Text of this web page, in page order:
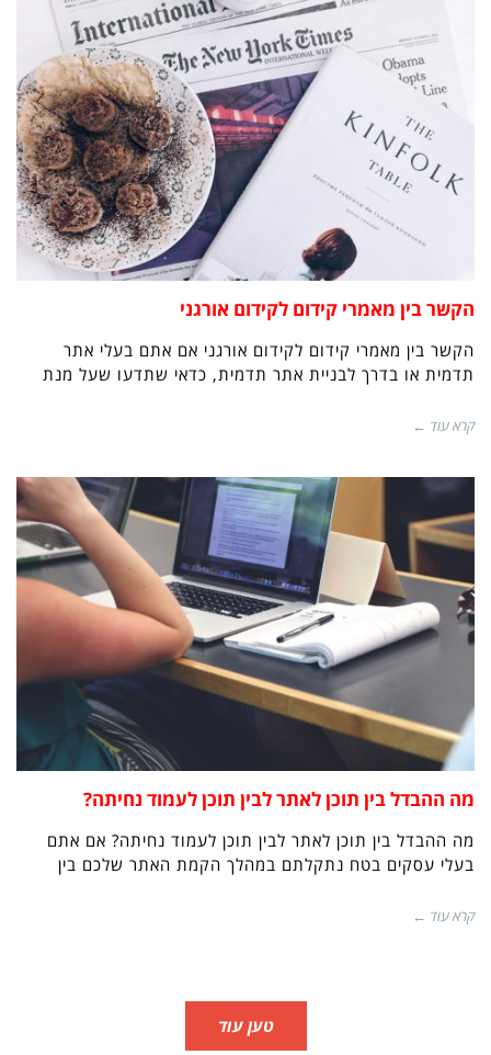
הקשר בין מאמרי קידום לקידום אורגני
הקשר בין מאמרי קידום לקידום אורגני אם אתם בעלי אתר
תדמית או בדרך לבניית אתר תדמית, כדאי שתדעו שעל מנת
קרא עוד ←
מה ההבדל בין תוכן לאתר לבין תוכן לעמוד נחיתה?
מה ההבדל בין תוכן לאתר לבין תוכן לעמוד נחיתה? אם אתם
בעלי עסקים בטח נתקלתם במהלך הקמת האתר שלכם בין
קרא עוד ←
טען עוד